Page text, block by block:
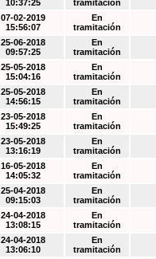
10:37:25
tramitación
07-02-2019
15:56:07
En
tramitación
25-06-2018
09:57:25
En
tramitación
25-05-2018
15:04:16
En
tramitación
25-05-2018
14:56:15
En
tramitación
23-05-2018
15:49:25
En
tramitación
23-05-2018
13:16:19
En
tramitación
16-05-2018
14:05:32
En
tramitación
25-04-2018
09:15:03
En
tramitación
24-04-2018
13:08:15
En
tramitación
24-04-2018
13:06:10
En
tramitación